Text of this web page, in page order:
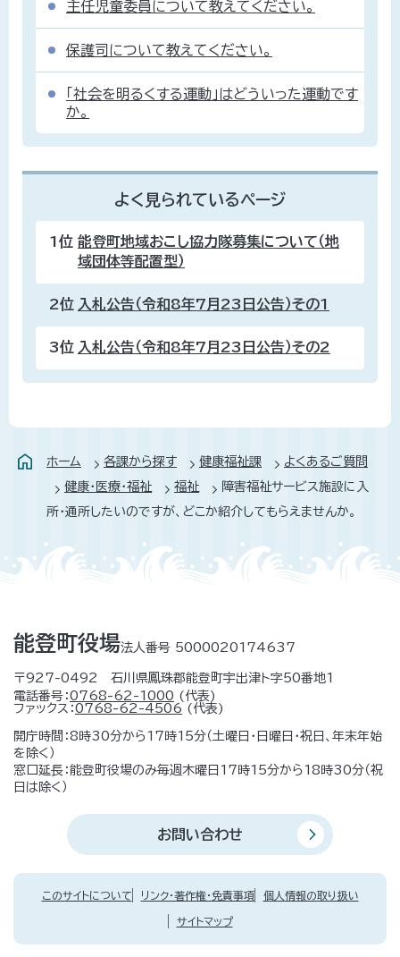
主任児童委員について教えてください。
保護司について教えてください。
「社会を明るくする運動」はどういった運動です
か。
よく見られているページ
1位 能登町地域おこし協力隊募集について（地
域団体等配置型）
2位 入札公告（令和8年7月23日公告）その1
3位 入札公告（令和8年7月23日公告）その2
ホーム 各課から探す 健康福祉課
よくあるご質問
健康・医療・福祉
福祉
障害福祉サービス施設に入
所・通所したいのですが、どこか紹介してもらえませんか。
能登町役場法人番号 5000020174637
〒927-0492 石川県鳳珠郡能登町宇出津ト字50番地1
電話番号：0768-62-1000 (代表)
ファックス：0768-62-4506 (代表)
開庁時間：8時30分から17時15分（土曜日・日曜日・祝日、年末年始
を除く）
窓口延長：能登町役場のみ毎週木曜日17時15分から18時30分（祝
日は除く）
お問い合わせ
このサイトについて リンク・著作権・免責事項 個人情報の取り扱い
サイトマップ